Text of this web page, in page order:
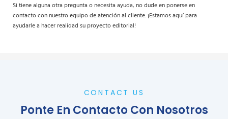
Si tiene alguna otra pregunta o necesita ayuda, no dude en ponerse en
contacto con nuestro equipo de atención al cliente. ¡Estamos aquí para
ayudarle a hacer realidad su proyecto editorial!
CONTACT US
Ponte En Contacto Con Nosotros